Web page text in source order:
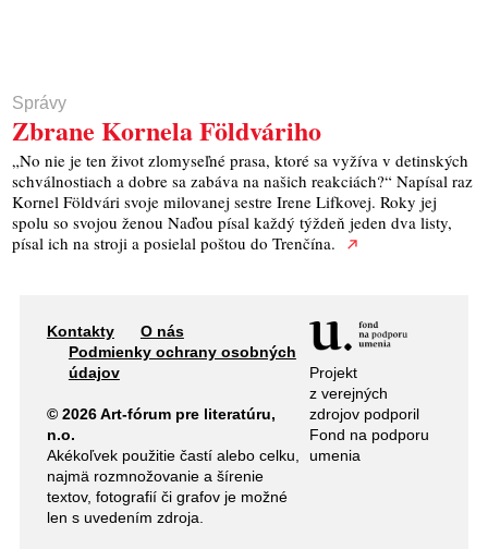
Správy
Zbrane Kornela Földváriho
„No nie je ten život zlomyseľné prasa, ktoré sa vyžíva v detinských
schválnostiach a dobre sa zabáva na našich reakciách?“ Napísal raz
Kornel Földvári svoje milovanej sestre Irene Lifkovej. Roky jej
spolu so svojou ženou Naďou písal každý týždeň jeden dva listy,
písal ich na stroji a posielal poštou do Trenčína.
Kontakty
O nás
Podmienky ochrany osobných
údajov
© 2026 Art-fórum pre literatúru,
n.o.
Akékoľvek použitie častí alebo celku,
najmä rozmnožovanie a šírenie
textov, fotografií či grafov je možné
len s uvedením zdroja.
Projekt
z verejných
zdrojov podporil
Fond na podporu
umenia